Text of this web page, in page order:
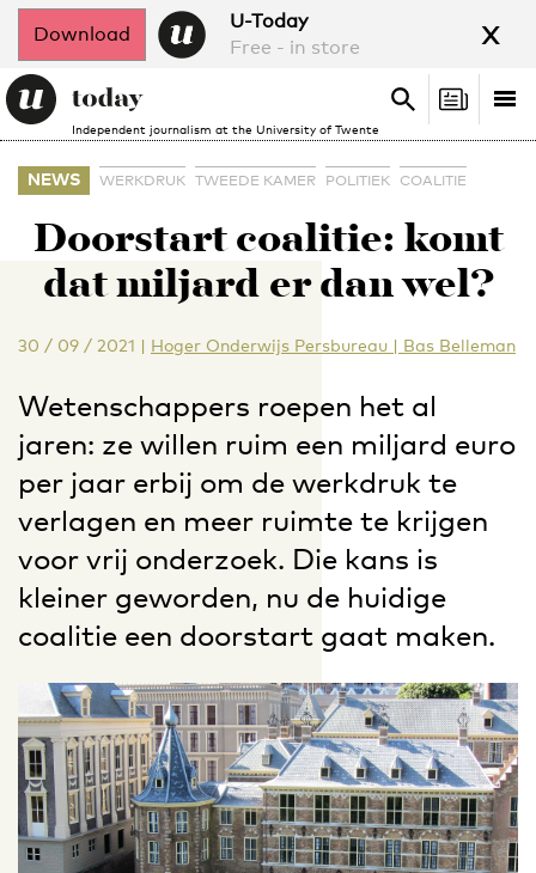
Download
U-Today
Free - in store
x
Independent journalism at the University of Twente
Search
Search
NEWS WERKDRUK TWEEDE KAMER POLITIEK COALITIE
Doorstart coalitie: komt
dat miljard er dan wel?
30 / 09 / 2021 | Hoger Onderwijs Persbureau | Bas Belleman
Wetenschappers roepen het al
jaren: ze willen ruim een miljard euro
per jaar erbij om de werkdruk te
verlagen en meer ruimte te krijgen
voor vrij onderzoek. Die kans is
kleiner geworden, nu de huidige
coalitie een doorstart gaat maken.